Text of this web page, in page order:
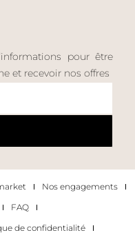
pour être
et recevoir nos offres
Nos engagements
FAQ
de confidentialité